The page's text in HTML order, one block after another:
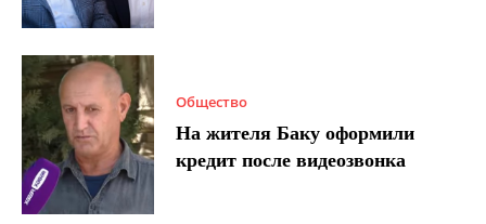
Общество
На жителя Баку оформили
кредит после видеозвонка